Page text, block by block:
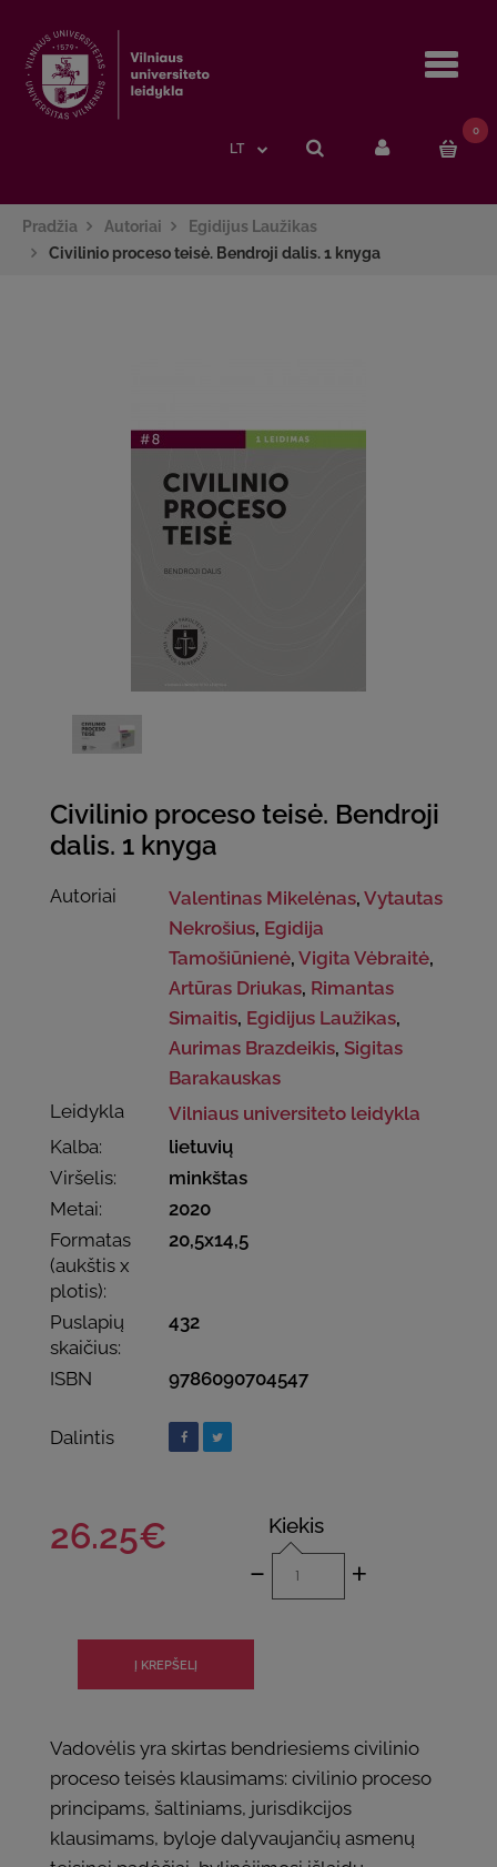
LT
0
Pradžia Autoriai
Egidijus Laužikas
Civilinio proceso teisė. Bendroji dalis. 1 knyga
Civilinio proceso teisė. Bendroji
dalis. 1 knyga
Autoriai Valentinas Mikelėnas,Vytautas
Nekrošius, Egidija
Tamošiūnienė,Vigita Vėbraitė,
Artūras Driukas, Rimantas
Simaitis, Egidijus Laužikas,
Aurimas Brazdeikis,Sigitas
Barakauskas
Leidykla
Vilniaus universiteto leidykla
Kalba:
lietuvių
Viršelis:
minkštas
Metai:
2020
Formatas
(aukštis x
plotis):
20,5x14,5
Puslapių
skaičius:
432
ISBN 9786090704547
Dalintis
26.25€ Kiekis
- +
Vadovėlis yra skirtas bendriesiems civilinio
proceso teisės klausimams: civilinio proceso
principams, šaltiniams, jurisdikcijos
klausimams, byloje dalyvaujančių asmenų